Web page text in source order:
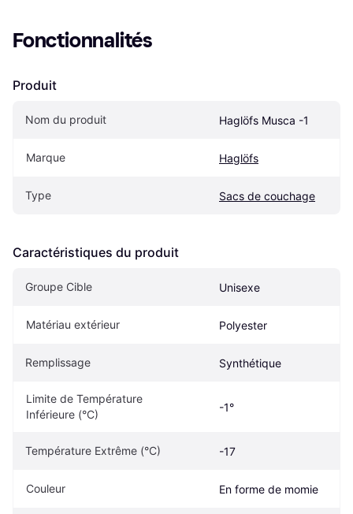
Fonctionnalités
Produit
Nom du produit Haglöfs Musca -1
Marque Haglöfs
Type Sacs de couchage
Caractéristiques du produit
Groupe Cible Unisexe
Matériau extérieur Polyester
Remplissage Synthétique
Limite de Température
Inférieure (°C)
-1°
Température Extrême (°C) -17
Couleur En forme de momie